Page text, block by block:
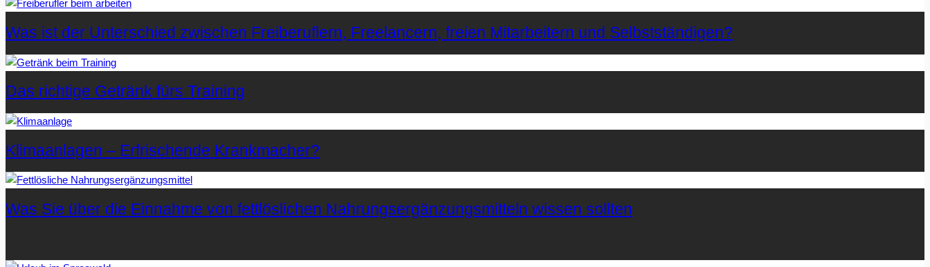
Was ist der Unterschied zwischen Freiberuflern, Freelancern, freien Mitarbeitern und Selbstständigen?
Das richtige Getränk fürs Training
Klimaanlagen – Erfrischende Krankmacher?
Was Sie über die Einnahme von fettlöslichen Nahrungsergänzungsmitteln wissen sollten